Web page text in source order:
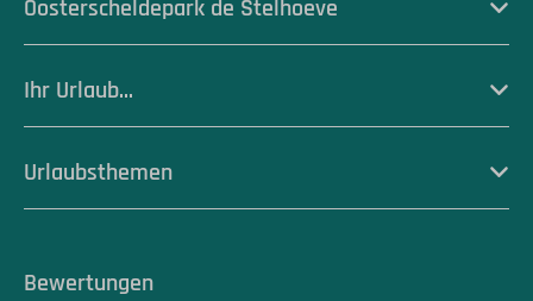
Oosterscheldepark de Stelhoeve
Ihr Urlaub...
Urlaubsthemen
Bewertungen